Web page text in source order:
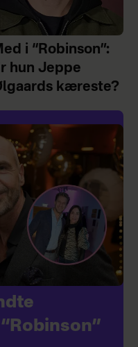
i “Robinson”:
hun Jeppe
kæreste?